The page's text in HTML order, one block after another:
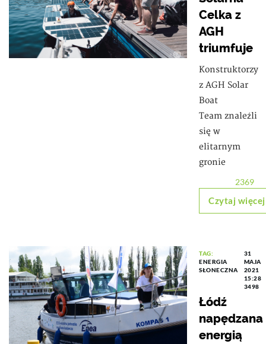
Celka z
AGH
triumfuje
Konstruktorzy
z AGH Solar
Boat
Team znaleźli
się w
elitarnym
gronie
2369
Czytaj więcej
TAG:
ENERGIA
SŁONECZNA
31
MAJA
2021
15:28
3498
Łódź
napędzana
energią